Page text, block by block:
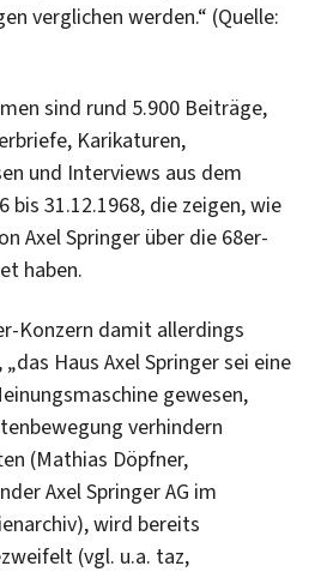
verglichen werden.“ (Quelle:
sind rund 5.900 Beiträge,
Karikaturen,
und Interviews aus dem
bis 31.12.1968, die zeigen, wie
Axel Springer über die 68er-
haben.
Konzern damit allerdings
Haus Axel Springer sei eine
gewesen,
verhindern
(Mathias Döpfner,
Axel Springer AG im
wird bereits
(vgl. u.a. taz,